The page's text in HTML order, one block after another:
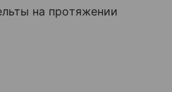
на протяжении